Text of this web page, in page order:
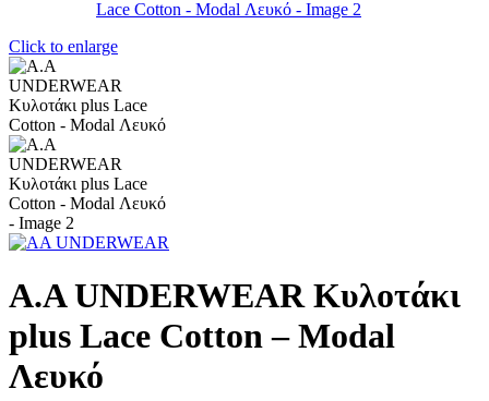
Click to enlarge
Α.A UNDERWEAR Κυλοτάκι
plus Lace Cotton – Modal
Λευκό